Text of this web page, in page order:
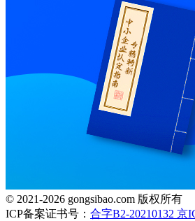
© 2021-2026 gongsibao.com 版权所有
ICP备案证书号： 合字B2-20210132 京